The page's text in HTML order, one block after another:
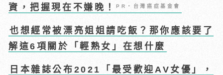
資，把握現在不嫌晚！PR・台灣癌症基金會
也想經常被漂亮姐姐請吃飯？那你應該要了
解這6項關於「輕熟女」在想什麼
日本雜誌公布2021「最受歡迎AV女優」，